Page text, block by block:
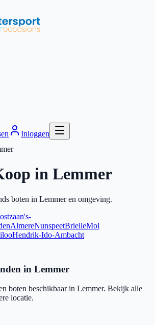
Inloggen
in Lemmer
boten in Lemmeren omgeving.
's-
AlmereNunspeetBrielleMol
Hendrik-Ido-Ambacht
in Lemmer
boten beschikbaar in Lemmer. Bekijk alle
locatie.